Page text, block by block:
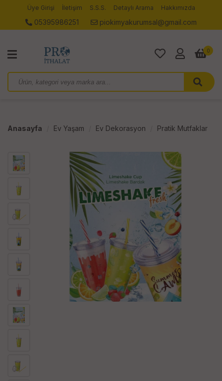
Üye Girişi İletişim S.S.S. Detaylı Arama Hakkımızda
05395986251 piokimyakurumsal@gmail.com
0
Anasayfa Ev Yaşam Ev Dekorasyon Pratik Mutfaklar